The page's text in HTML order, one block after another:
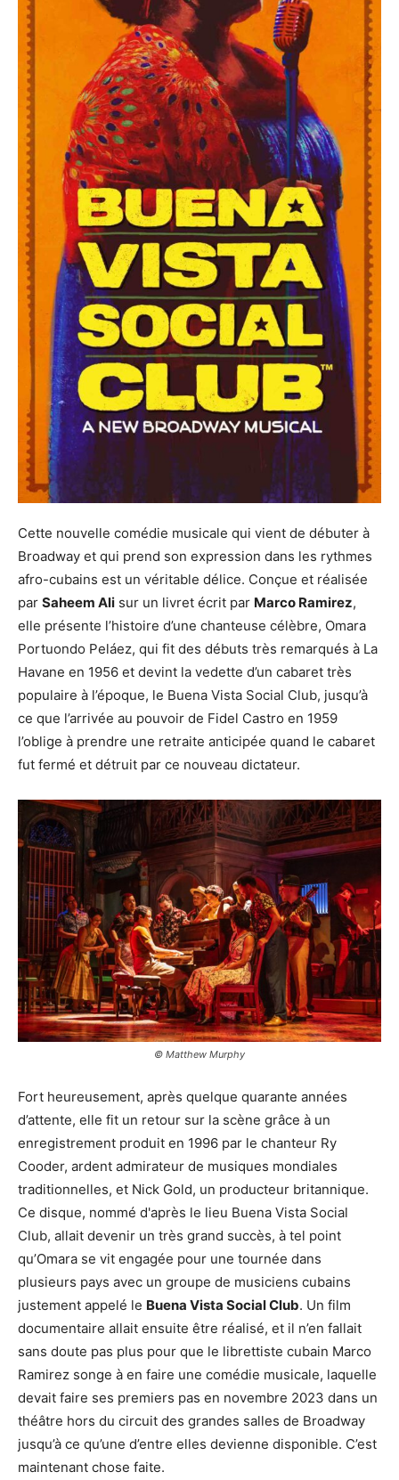
Cette nouvelle comédie musicale qui vient de débuter à
Broadway et qui prend son expression dans les rythmes
afro-cubains est un véritable délice. Conçue et réalisée
par Saheem Ali sur un livret écrit par Marco Ramirez,
elle présente l’histoire d’une chanteuse célèbre, Omara
Portuondo Peláez, qui fit des débuts très remarqués à La
Havane en 1956 et devint la vedette d’un cabaret très
populaire à l’époque, le Buena Vista Social Club, jusqu’à
ce que l’arrivée au pouvoir de Fidel Castro en 1959
l’oblige à prendre une retraite anticipée quand le cabaret
fut fermé et détruit par ce nouveau dictateur.
© Matthew Murphy
Fort heureusement, après quelque quarante années
d’attente, elle fit un retour sur la scène grâce à un
enregistrement produit en 1996 par le chanteur Ry
Cooder, ardent admirateur de musiques mondiales
traditionnelles, et Nick Gold, un producteur britannique.
Ce disque, nommé d'après le lieu Buena Vista Social
Club, allait devenir un très grand succès, à tel point
qu’Omara se vit engagée pour une tournée dans
plusieurs pays avec un groupe de musiciens cubains
justement appelé le Buena Vista Social Club. Un film
documentaire allait ensuite être réalisé, et il n’en fallait
sans doute pas plus pour que le librettiste cubain Marco
Ramirez songe à en faire une comédie musicale, laquelle
devait faire ses premiers pas en novembre 2023 dans un
théâtre hors du circuit des grandes salles de Broadway
jusqu’à ce qu’une d’entre elles devienne disponible. C’est
maintenant chose faite.